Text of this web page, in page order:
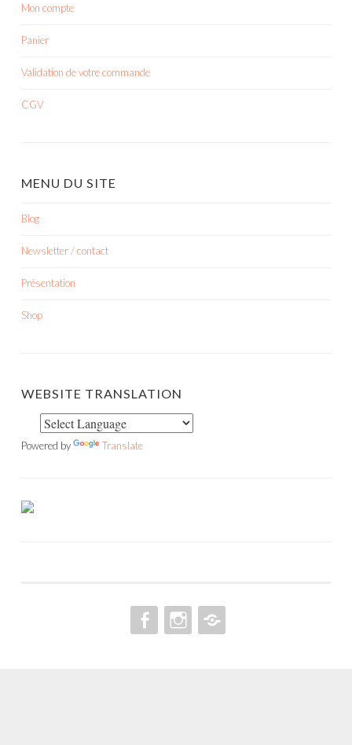
Mon compte
Panier
Validation de votre commande
CGV
MENU DU SITE
Blog
Newsletter / contact
Présentation
Shop
WEBSITE TRANSLATION
Powered by Translate